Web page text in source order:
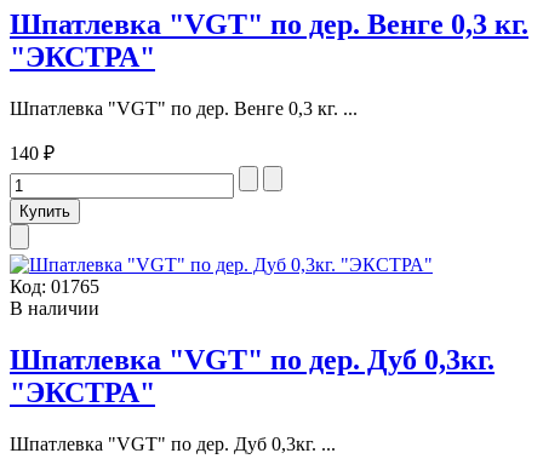
Шпатлевка "VGT" по дер. Венге 0,3 кг.
"ЭКСТРА"
Шпатлевка "VGT" по дер. Венге 0,3 кг. ...
140 ₽
Код: 01765
В наличии
Шпатлевка "VGT" по дер. Дуб 0,3кг.
"ЭКСТРА"
Шпатлевка "VGT" по дер. Дуб 0,3кг. ...